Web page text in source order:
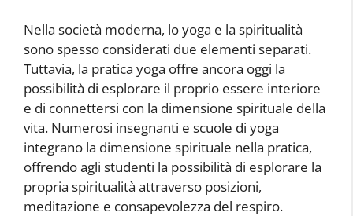
Nella società moderna, lo yoga e la spiritualità
sono spesso considerati due elementi separati.
Tuttavia, la pratica yoga offre ancora oggi la
possibilità di esplorare il proprio essere interiore
e di connettersi con la dimensione spirituale della
vita. Numerosi insegnanti e scuole di yoga
integrano la dimensione spirituale nella pratica,
offrendo agli studenti la possibilità di esplorare la
propria spiritualità attraverso posizioni,
meditazione e consapevolezza del respiro.